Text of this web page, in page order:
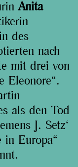
Anita
des
nach
mit drei von
Eleonore“.
als den Tod
J. Setz‘
in Europa“